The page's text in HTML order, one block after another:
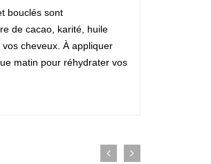
bouclés sont
de cacao, karité, huile
cheveux. À appliquer
matin pour réhydrater vos